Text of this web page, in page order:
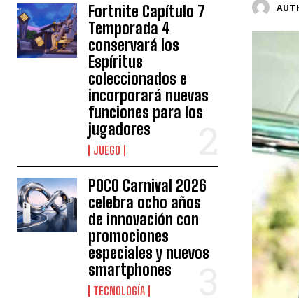
Fortnite Capítulo 7
Temporada 4
conservará los
Espíritus
coleccionados e
incorporará nuevas
funciones para los
jugadores
JUEGO
POCO Carnival 2026
celebra ocho años
de innovación con
promociones
especiales y nuevos
smartphones
TECNOLOGÍA